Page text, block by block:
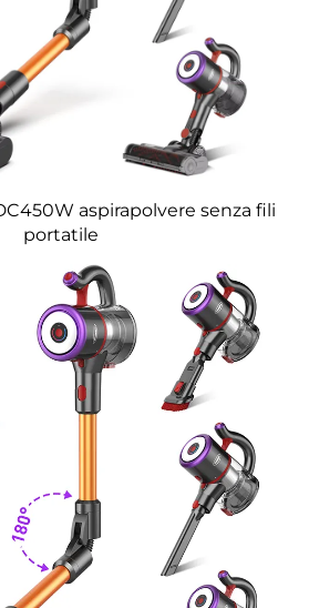
aspirapolvere senza fili
portatile